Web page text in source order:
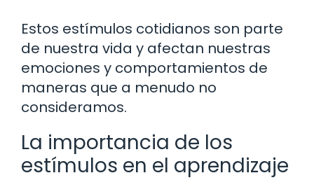
Estos estímulos cotidianos son parte
de nuestra vida y afectan nuestras
emociones y comportamientos de
maneras que a menudo no
consideramos.
La importancia de los
estímulos en el aprendizaje